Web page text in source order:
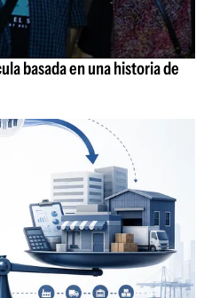
basada en una historia de